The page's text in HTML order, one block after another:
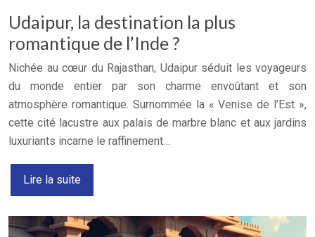
Udaipur, la destination la plus
romantique de l’Inde ?
Nichée au cœur du Rajasthan, Udaipur séduit les voyageurs
du monde entier par son charme envoûtant et son
atmosphère romantique. Surnommée la « Venise de l’Est »,
cette cité lacustre aux palais de marbre blanc et aux jardins
luxuriants incarne le raffinement…
Lire la suite